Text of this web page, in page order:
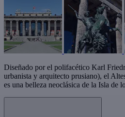
Diseñado por el polifacético Karl
urbanista y arquitecto prusiano), el
es una belleza neoclásica de la Isla de